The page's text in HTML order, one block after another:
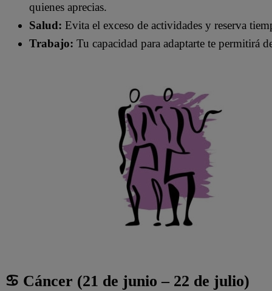
quienes aprecias.
Salud: Evita el exceso de actividades y reserva
Trabajo: Tu capacidad para adaptarte te permitirá
♋ Cáncer (21 de junio – 22 de julio)